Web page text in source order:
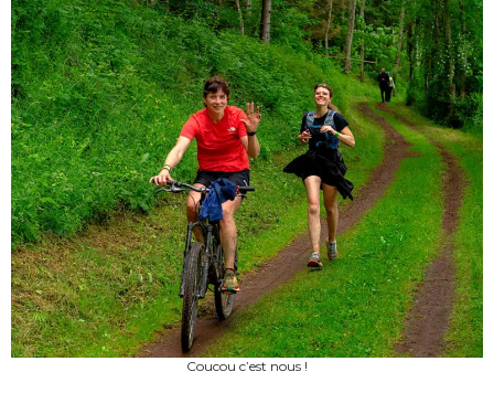
Coucou c’est nous !